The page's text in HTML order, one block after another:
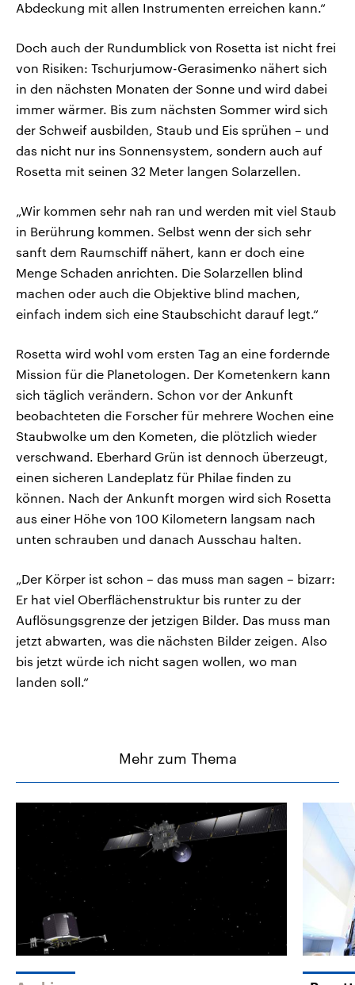
Abdeckung mit allen Instrumenten erreichen kann.“
Doch auch der Rundumblick von Rosetta ist nicht frei
von Risiken: Tschurjumow-Gerasimenko nähert sich
in den nächsten Monaten der Sonne und wird dabei
immer wärmer. Bis zum nächsten Sommer wird sich
der Schweif ausbilden, Staub und Eis sprühen – und
das nicht nur ins Sonnensystem, sondern auch auf
Rosetta mit seinen 32 Meter langen Solarzellen.
„Wir kommen sehr nah ran und werden mit viel Staub
in Berührung kommen. Selbst wenn der sich sehr
sanft dem Raumschiff nähert, kann er doch eine
Menge Schaden anrichten. Die Solarzellen blind
machen oder auch die Objektive blind machen,
einfach indem sich eine Staubschicht darauf legt.“
Rosetta wird wohl vom ersten Tag an eine fordernde
Mission für die Planetologen. Der Kometenkern kann
sich täglich verändern. Schon vor der Ankunft
beobachteten die Forscher für mehrere Wochen eine
Staubwolke um den Kometen, die plötzlich wieder
verschwand. Eberhard Grün ist dennoch überzeugt,
einen sicheren Landeplatz für Philae finden zu
können. Nach der Ankunft morgen wird sich Rosetta
aus einer Höhe von 100 Kilometern langsam nach
unten schrauben und danach Ausschau halten.
„Der Körper ist schon – das muss man sagen – bizarr:
Er hat viel Oberflächenstruktur bis runter zu der
Auflösungsgrenze der jetzigen Bilder. Das muss man
jetzt abwarten, was die nächsten Bilder zeigen. Also
bis jetzt würde ich nicht sagen wollen, wo man
landen soll.“
Mehr zum Thema